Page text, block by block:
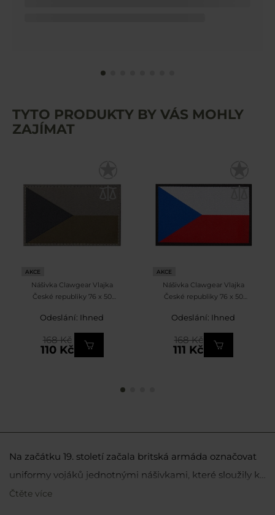
TYTO PRODUKTY BY VÁS MOHLY
ZAJÍMAT
AKCE
Nášivka Clawgear Vlajka
České republiky 76 x 50
Odeslání: Ihned
110 Kč
168 Kč
AKCE
Nášivka Clawgear Vlajka
České republiky 76 x 50
Odeslání: Ihned
111 Kč
168 Kč
Čtěte více
Na začátku 19. století začala britská armáda označovat
uniformy vojáků jednotnými nášivkami, které sloužily k
identifikaci jednotky. V následujících letech se nášivky
V nabídce obchodu MILITARY máme široký výběr